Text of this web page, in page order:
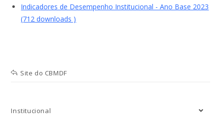
Indicadores de Desempenho Institucional - Ano Base 2023
(712 downloads )
Site do CBMDF
Institucional